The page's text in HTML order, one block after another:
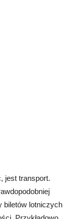
jest transport.
biletów lotniczych